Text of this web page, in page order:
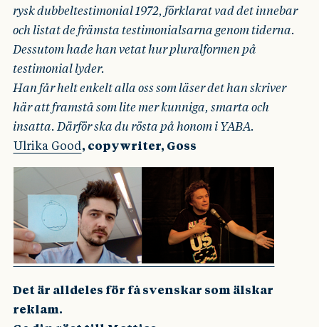
rysk dubbeltestimonial 1972, förklarat vad det innebar
och listat de främsta testimonialsarna genom tiderna.
Dessutom hade han vetat hur pluralformen på
testimonial lyder.
Han får helt enkelt alla oss som läser det han skriver
här att framstå som lite mer kunniga, smarta och
insatta. Därför ska du rösta på honom i YABA.
Ulrika Good, copywriter, Goss
Det är alldeles för få svenskar som älskar
reklam.